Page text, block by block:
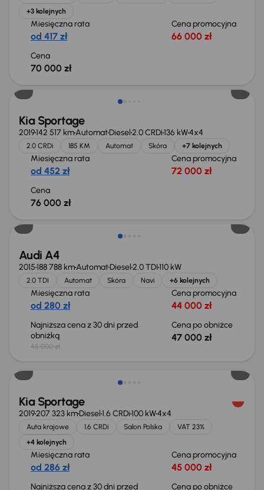
+3 kolejnych
Miesięczna rata
od 417 zł
Cena promocyjna
66 000 zł
Cena
70 000 zł
Kia Sportage
2019142 517 kmAutomatDiesel2.0 CRDi136 kW4x4
2.0 CRDi 185 KM Automat Skóra +7 kolejnych
Miesięczna rata
od 452 zł
Cena promocyjna
72 000 zł
Cena
76 000 zł
Audi A4
2015188 788 kmAutomatDiesel2.0 TDI110 kW
2.0 TDI Automat Skóra Navi +6 kolejnych
Miesięczna rata
od 280 zł
Cena promocyjna
44 000 zł
Najniższa cena z 30 dni przed
obniżką
45 000 zł
Cena po obniżce
47 000 zł
Kia Sportage
2019207 323 kmDiesel1.6 CRDi100 kW4x4
Auta krajowe 1.6 CRDi Salon Polska
VAT 23%
+4 kolejnych
Miesięczna rata
od 286 zł
Cena promocyjna
45 000 zł
Najniższa cena z 30 dni przed
Cena po obniżce